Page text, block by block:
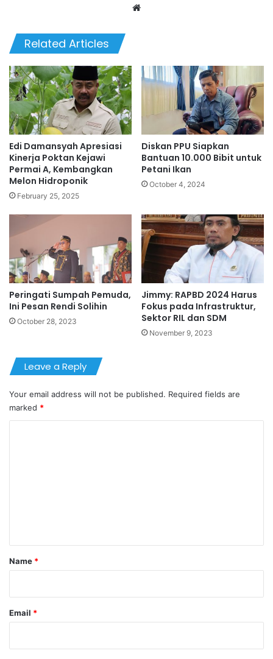
Related Articles
Edi Damansyah Apresiasi
Kinerja Poktan Kejawi
Permai A, Kembangkan
Melon Hidroponik
February 25, 2025
Diskan PPU Siapkan
Bantuan 10.000 Bibit untuk
Petani Ikan
October 4, 2024
Peringati Sumpah Pemuda,
Ini Pesan Rendi Solihin
October 28, 2023
Jimmy: RAPBD 2024 Harus
Fokus pada Infrastruktur,
Sektor RIL dan SDM
November 9, 2023
Leave a Reply
Your email address will not be published. Required fields are
marked *
*
Name *
Email *